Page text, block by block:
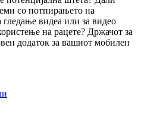
со потпирањето на
гледање видеа или за видео
на рацете? Држачот за
додаток за вашиот мобилен